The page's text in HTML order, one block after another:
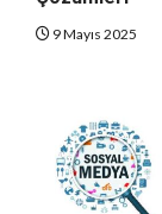
9 Mayıs 2025